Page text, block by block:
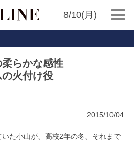
8/10(月)
らかな感性
火付け役
2015/10/04
た小山が、高校2年の冬、それまで